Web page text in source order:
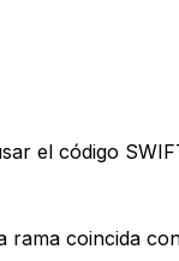
el código
coincida